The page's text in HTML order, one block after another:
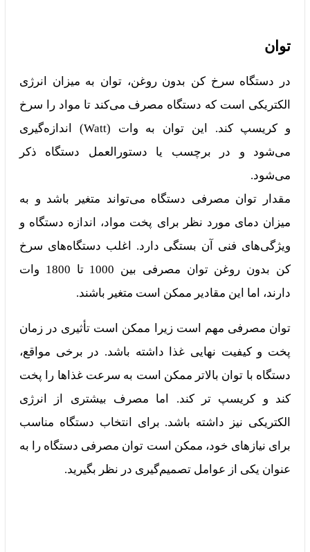
توان
در دستگاه سرخ کن بدون روغن، توان به میزان انرژی
الکتریکی است که دستگاه مصرف می‌کند تا مواد را سرخ
و کریسپ کند. این توان به وات (Watt) اندازه‌گیری
می‌شود و در برچسب یا دستورالعمل دستگاه ذکر
می‌شود.
مقدار توان مصرفی دستگاه می‌تواند متغیر باشد و به
میزان دمای مورد نظر برای پخت مواد، اندازه دستگاه و
ویژگی‌های فنی آن بستگی دارد. اغلب دستگاه‌های سرخ
کن بدون روغن توان مصرفی بین 1000 تا 1800 وات
دارند، اما این مقادیر ممکن است متغیر باشند.
توان مصرفی مهم است زیرا ممکن است تأثیری در زمان
پخت و کیفیت نهایی غذا داشته باشد. در برخی مواقع،
دستگاه با توان بالاتر ممکن است به سرعت غذاها را پخت
کند و کریسپ تر کند. اما مصرف بیشتری از انرژی
الکتریکی نیز داشته باشد. برای انتخاب دستگاه مناسب
برای نیازهای خود، ممکن است توان مصرفی دستگاه را به
عنوان یکی از عوامل تصمیم‌گیری در نظر بگیرید.